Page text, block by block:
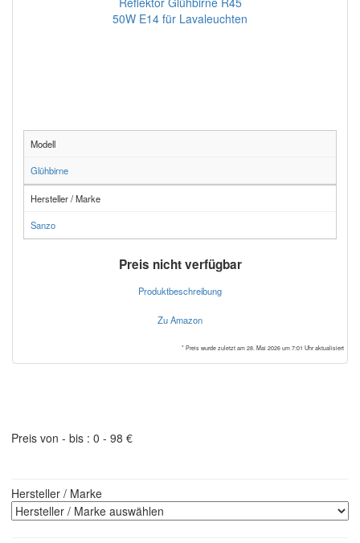
Modell
Glühbirne
Hersteller / Marke
Sanzo
Preis nicht verfügbar
Produktbeschreibung
Zu Amazon
* Preis wurde zuletzt am 28. Mai 2026 um 7:01 Uhr aktualisiert
Preis von - bis : 0 - 98 €
Hersteller / Marke